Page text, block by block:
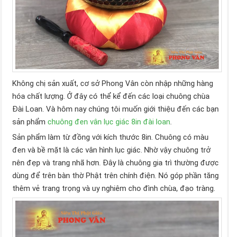
Không chị sản xuất, cơ sở Phong Vân còn nhập những hàng
hóa chất lượng. Ở đây có thể kể đến các loại chuông chùa
Đài Loan. Và hôm nay chúng tôi muốn giới thiệu đến các bạn
sản phẩmchuông đen vân lục giác 8in đài loan.
Sản phẩm làm từ đồng với kích thước 8in. Chuông có màu
đen và bề mặt là các vân hình lục giác. Nhờ vậy chuông trở
nên đẹp và trang nhã hơn. Đây là chuông gia trì thường được
dùng để trên bàn thờ Phật trên chính điện. Nó góp phần tăng
thêm vẻ trang trọng và uy nghiêm cho đình chùa, đạo tràng.